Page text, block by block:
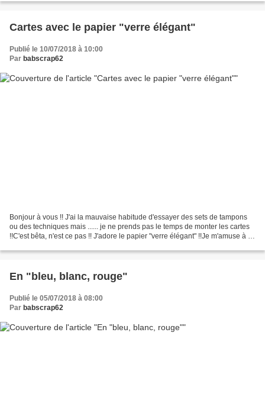
Cartes avec le papier "verre élégant"
Publié le 10/07/2018 à 10:00
Par babscrap62
Bonjour à vous !! J'ai la mauvaise habitude d'essayer des sets de tampons
ou des techniques mais ...... je ne prends pas le temps de monter les cartes
!!C'est bêta, n'est ce pas !! J'adore le papier "verre élégant" !!Je m'amuse à le
En "bleu, blanc, rouge"
Publié le 05/07/2018 à 08:00
Par babscrap62